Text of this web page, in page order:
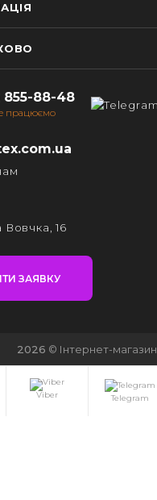
855-88-48
працюємо
16
ЗАЯВКУ
2026 © Інтернет-магазин
Viber Telegram